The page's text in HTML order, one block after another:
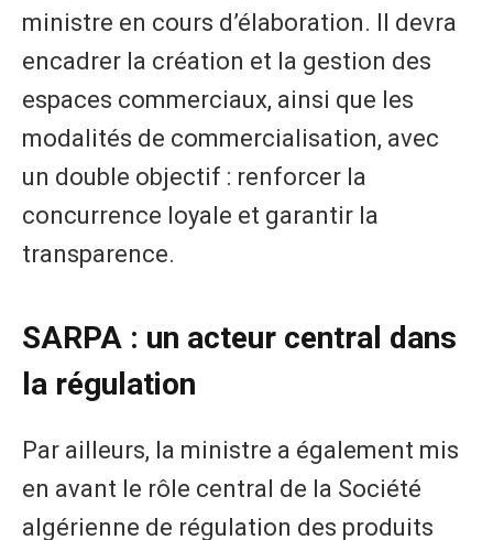
ministre en cours d’élaboration. Il devra
encadrer la création et la gestion des
espaces commerciaux, ainsi que les
modalités de commercialisation, avec
un double objectif : renforcer la
concurrence loyale et garantir la
transparence.
SARPA : un acteur central dans
la régulation
Par ailleurs, la ministre a également mis
en avant le rôle central de la Société
algérienne de régulation des produits